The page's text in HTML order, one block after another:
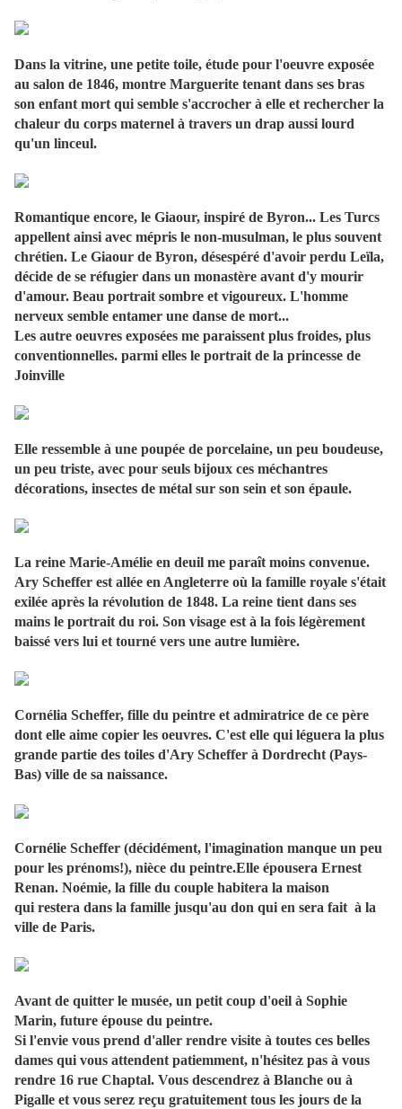
Dans la vitrine, une petite toile, étude pour l'oeuvre exposée
au salon de 1846, montre Marguerite tenant dans ses bras
son enfant mort qui semble s'accrocher à elle et rechercher la
chaleur du corps maternel à travers un drap aussi lourd
qu'un linceul.
Romantique encore, le Giaour, inspiré de Byron... Les Turcs
appellent ainsi avec mépris le non-musulman, le plus souvent
chrétien. Le Giaour de Byron, désespéré d'avoir perdu Leïla,
décide de se réfugier dans un monastère avant d'y mourir
d'amour. Beau portrait sombre et vigoureux. L'homme
nerveux semble entamer une danse de mort...
Les autre oeuvres exposées me paraissent plus froides, plus
conventionnelles. parmi elles le portrait de la princesse de
Joinville
Elle ressemble à une poupée de porcelaine, un peu boudeuse,
un peu triste, avec pour seuls bijoux ces méchantres
décorations, insectes de métal sur son sein et son épaule.
La reine Marie-Amélie en deuil me paraît moins convenue.
Ary Scheffer est allée en Angleterre où la famille royale s'était
exilée après la révolution de 1848. La reine tient dans ses
mains le portrait du roi. Son visage est à la fois légèrement
baissé vers lui et tourné vers une autre lumière.
Cornélia Scheffer, fille du peintre et admiratrice de ce père
dont elle aime copier les oeuvres. C'est elle qui léguera la plus
grande partie des toiles d'Ary Scheffer à Dordrecht (Pays-
Bas) ville de sa naissance.
Cornélie Scheffer (décidément, l'imagination manque un peu
pour les prénoms!), nièce du peintre.Elle épousera Ernest
Renan. Noémie, la fille du couple habitera la maison
qui restera dans la famille jusqu'au don qui en sera fait à la
ville de Paris.
Avant de quitter le musée, un petit coup d'oeil à Sophie
Marin, future épouse du peintre.
Si l'envie vous prend d'aller rendre visite à toutes ces belles
dames qui vous attendent patiemment, n'hésitez pas à vous
rendre 16 rue Chaptal. Vous descendrez à Blanche ou à
Pigalle et vous serez reçu gratuitement tous les jours de la